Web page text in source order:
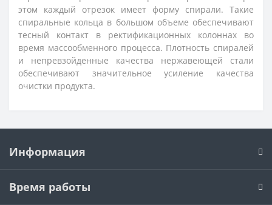
этом каждый отрезок имеет форму спирали. Такие
спиральные кольца в большом объеме обеспечивают
тесный контакт в ректификационных колоннах во
время массообменного процесса. Плотность спиралей
и непревзойденные качества нержавеющей стали
обеспечивают значительное усиление качества
очистки продукта.
Информация
Время работы